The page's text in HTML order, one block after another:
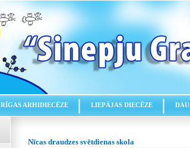
RĪGAS ARHIDIECĒZE LIEPĀJAS DIECĒZE
Nīcas draudzes svētdienas skola